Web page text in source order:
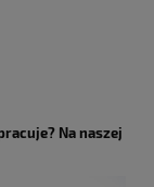
Na naszej